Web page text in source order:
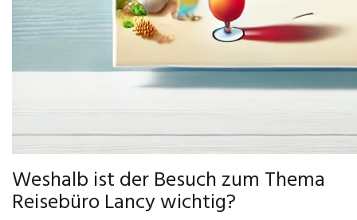
Weshalb ist der Besuch zum Thema
Reisebüro Lancy wichtig?